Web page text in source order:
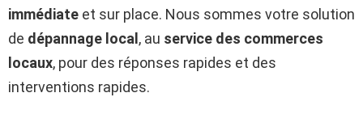
immédiate et sur place. Nous sommes votre solution
de dépannage local , au service des commerces
locaux, pour des réponses rapides et des
interventions rapides.